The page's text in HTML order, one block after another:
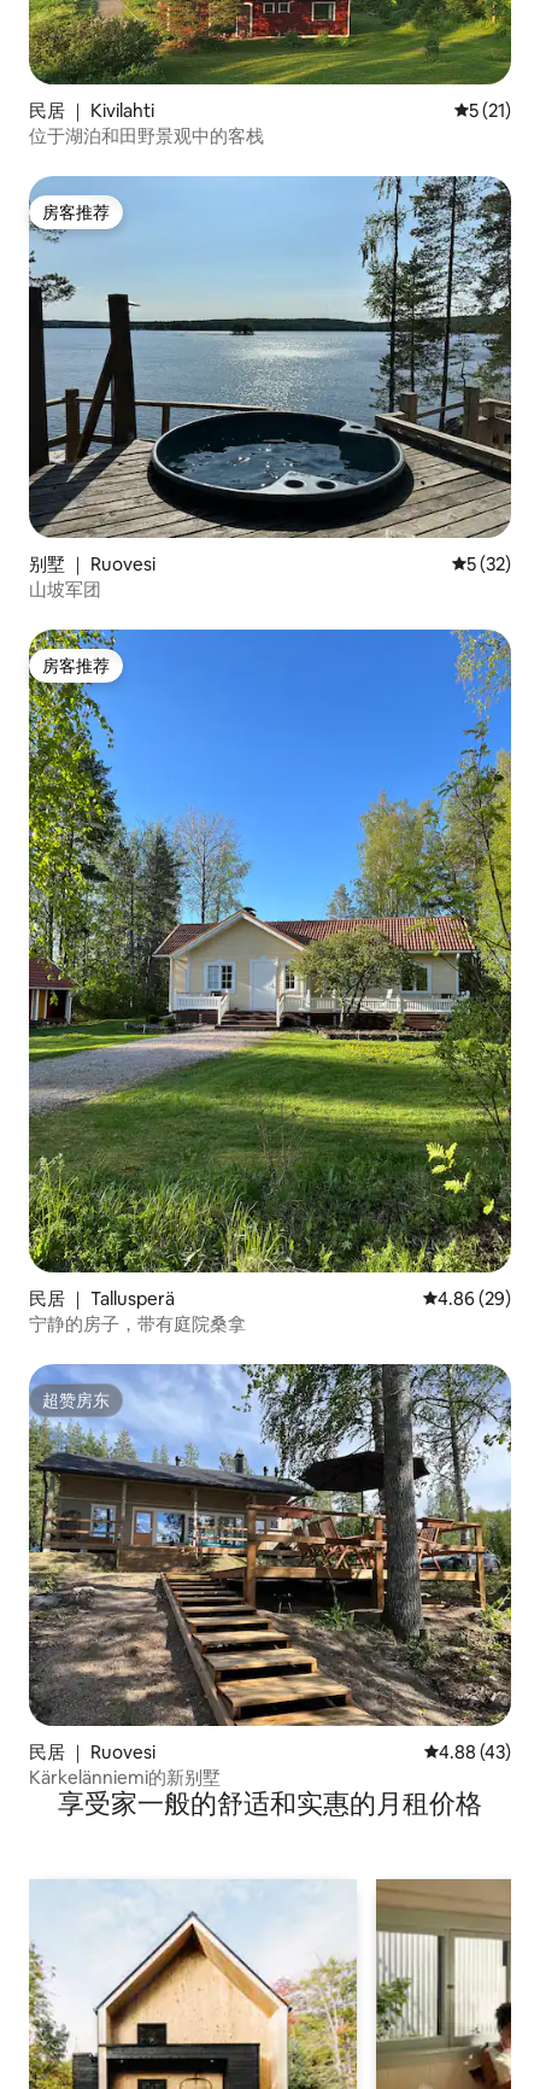
民居 ｜ Kivilahti 平均评分
5 (21)
位于湖泊和田野景观中的客栈
房客推荐
房客推荐
别墅 ｜ Ruovesi 平均评分
5 (32)
山坡军团
房客推荐
房客推荐
民居 ｜ Tallusperä 平均评分 4.86
4.86 (29)
宁静的房子，带有庭院桑拿
超赞房东
超赞房东
民居 ｜ Ruovesi 平均评分
4.88 (43)
Kärkelänniemi的新别墅
享受家一般的舒适和实惠的月租价格